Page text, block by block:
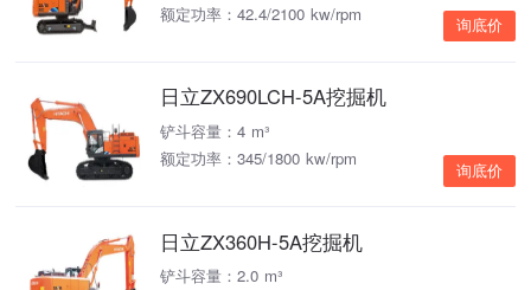
额定功率：42.4/2100 kw/rpm
询底价
日立ZX690LCH-5A挖掘机
铲斗容量：4 m³
额定功率：345/1800 kw/rpm
询底价
日立ZX360H-5A挖掘机
铲斗容量：2.0 m³